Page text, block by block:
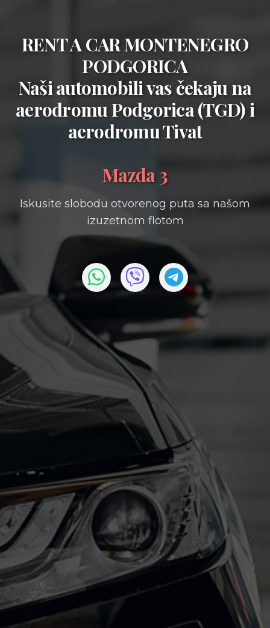
RENT A CAR MONTENEGRO
PODGORICA
Naši automobili vas čekaju na
aerodromu Podgorica (TGD) i
aerodromu Tivat
Mazda 3
Iskusite slobodu otvorenog puta sa našom
izuzetnom flotom